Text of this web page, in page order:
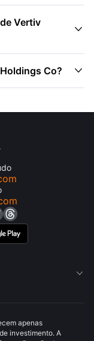
Vertiv

Co? 

apenas
investimento. A